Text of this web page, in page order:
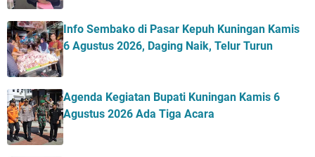
Info Sembako di Pasar Kepuh Kuningan Kamis
6 Agustus 2026, Daging Naik, Telur Turun
Agenda Kegiatan Bupati Kuningan Kamis 6
Agustus 2026 Ada Tiga Acara